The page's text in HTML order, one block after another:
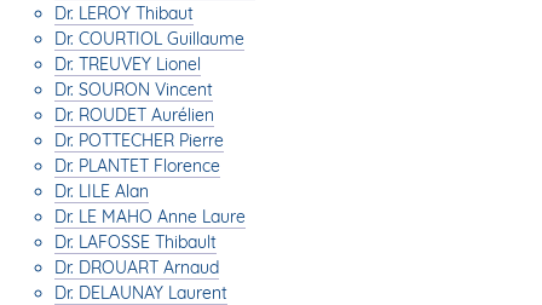
Dr. LEROY Thibaut
Dr. COURTIOL Guillaume
Dr. TREUVEY Lionel
Dr. SOURON Vincent
Dr. ROUDET Aurélien
Dr. POTTECHER Pierre
Dr. PLANTET Florence
Dr. LILE Alan
Dr. LE MAHO Anne Laure
Dr. LAFOSSE Thibault
Dr. DROUART Arnaud
Dr. DELAUNAY Laurent